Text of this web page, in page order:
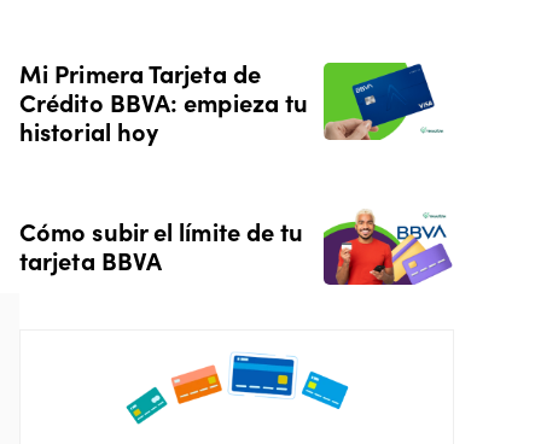
Mi Primera Tarjeta de
Crédito BBVA: empieza tu
historial hoy
Cómo subir el límite de tu
tarjeta BBVA